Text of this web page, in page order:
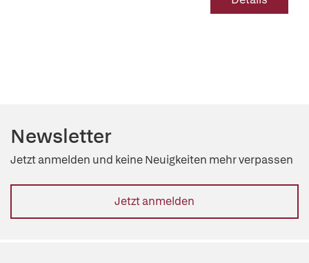
Newsletter
Jetzt anmelden und keine Neuigkeiten mehr verpassen
Jetzt anmelden